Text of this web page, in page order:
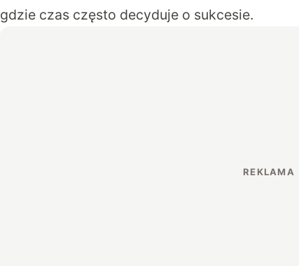
gdzie czas często decyduje o sukcesie.